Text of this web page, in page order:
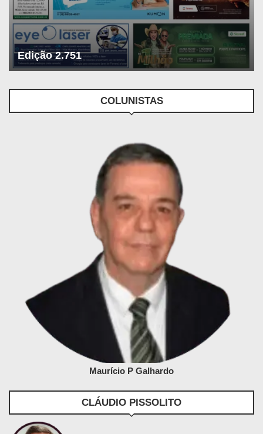
Edição 2.751
COLUNISTAS
Maurício P Galhardo
CLÁUDIO PISSOLITO